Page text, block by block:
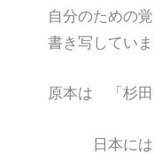
自分のための
書き写していま
原本は 「杉
日本には「